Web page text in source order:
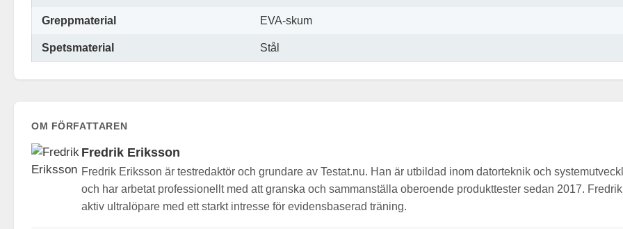
Greppmaterial EVA-skum
Spetsmaterial Stål
OM FÖRFATTAREN
Fredrik Eriksson
Fredrik Eriksson är testredaktör och grundare av Testat.nu. Han är utbildad inom datorteknik och
och har arbetat professionellt med att granska och sammanställa oberoende produkttester sedan 2017.
aktiv ultralöpare med ett starkt intresse för evidensbaserad träning.